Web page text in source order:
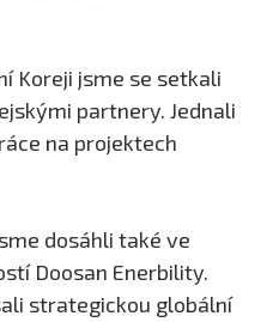
Koreji jsme se setkali
partnery. Jednali
na projektech
dosáhli také ve
Doosan Enerbility.
strategickou globální